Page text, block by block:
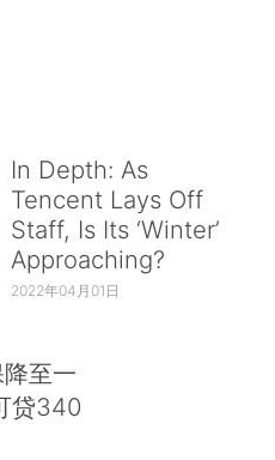
In Depth: As
Tencent Lays Off
Staff, Is Its ‘Winter’
Approaching?
2022年04月01日
至一
贷340